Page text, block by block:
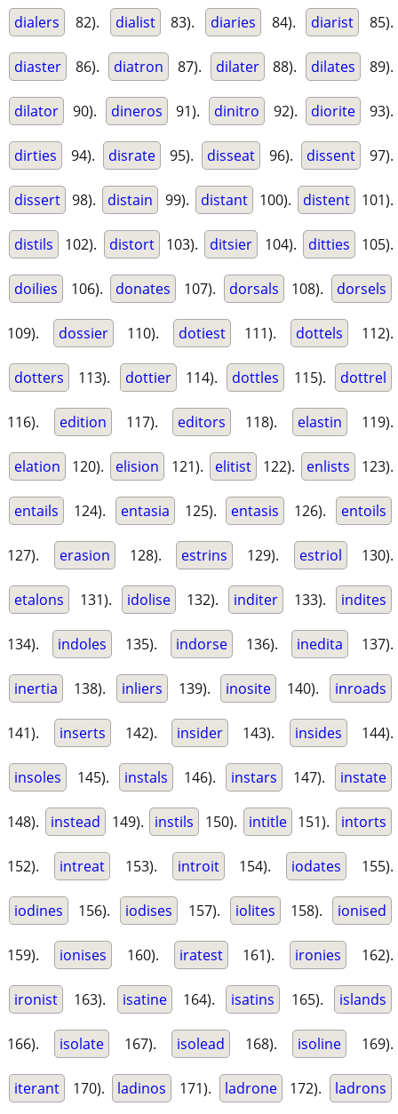
dialers 82). dialist 83). diaries 84). diarist 85).
diaster 86). diatron 87). dilater 88). dilates 89).
dilator 90). dineros 91). dinitro 92). diorite 93).
dirties 94). disrate 95). disseat 96). dissent 97).
dissert 98). distain 99). distant 100). distent 101).
distils 102). distort 103). ditsier 104). ditties 105).
doilies 106). donates 107). dorsals 108). dorsels
109). dossier 110). dotiest 111). dottels 112).
dotters 113). dottier 114). dottles 115). dottrel
116). edition 117). editors 118). elastin 119).
elation 120). elision 121). elitist 122). enlists 123).
entails 124). entasia 125). entasis 126). entoils
127). erasion 128). estrins 129). estriol 130).
etalons 131). idolise 132). inditer 133). indites
134). indoles 135). indorse 136). inedita 137).
inertia 138). inliers 139). inosite 140). inroads
141). inserts 142). insider 143). insides 144).
insoles 145). instals 146). instars 147). instate
148). instead 149). instils 150). intitle 151). intorts
152). intreat 153). introit 154). iodates 155).
iodines 156). iodises 157). iolites 158). ionised
159). ionises 160). iratest 161). ironies 162).
ironist 163). isatine 164). isatins 165). islands
166). isolate 167). isolead 168). isoline 169).
iterant 170). ladinos 171). ladrone 172). ladrons